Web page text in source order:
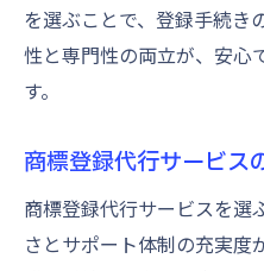
を選ぶことで、登録手続き
性と専門性の両立が、安心
す。
商標登録代行サービス
商標登録代行サービスを選
さとサポート体制の充実度